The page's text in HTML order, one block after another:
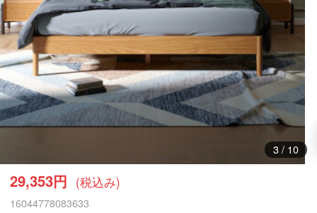
3/ 10
29,353円 (税込み)
16044778083633